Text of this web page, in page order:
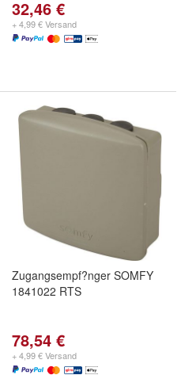
32,46 €
+ 4,99 € Versand
Zugangsempf?nger SOMFY
1841022 RTS
78,54 €
+ 4,99 € Versand